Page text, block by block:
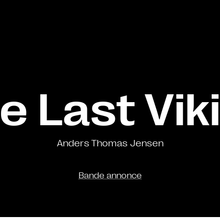
Last
Anders Thomas Jensen
Bande annonce